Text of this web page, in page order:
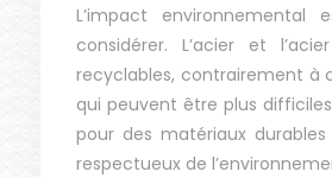
L’impact
considérer. L’acier et
recyclables, contrairement à
qui peuvent être plus
pour des matériaux
respectueux de